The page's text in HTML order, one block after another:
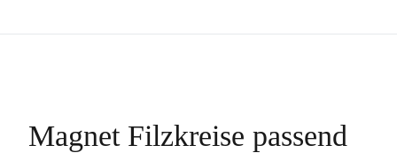
Magnet Filzkreise passend